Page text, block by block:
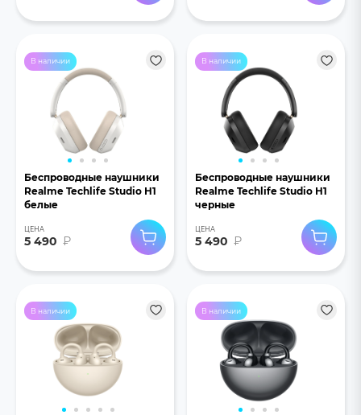
В наличии
Беспроводные наушники
Realme Techlife Studio H1
белые
ЦЕНА
5 490 ₽
В наличии
Беспроводные наушники
Realme Techlife Studio H1
черные
ЦЕНА
5 490 ₽
В наличии В наличии